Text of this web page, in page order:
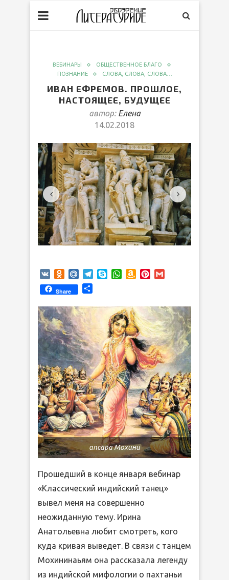
ВЕБИНАРЫ
ОБЩЕСТВЕННОЕ БЛАГО
ПОЗНАНИЕ
СЛОВА, СЛОВА, СЛОВА…
ИВАН ЕФРЕМОВ. ПРОШЛОЕ,
НАСТОЯЩЕЕ, БУДУЩЕЕ
автор: Елена
14.02.2018
VK Odnoklassniki
Mail.RuTelegram
SkypeWhatsApp
AmazonPinterest
Share
апсара Мохини
Прошедший в конце января вебинар
«Классический индийский танец»
вывел меня на совершенно
неожиданную тему. Ирина
Анатольевна любит смотреть, кого
куда кривая выведет. В связи с танцем
Мохининаьям она рассказала легенду
из индийской мифологии о пахтаньи